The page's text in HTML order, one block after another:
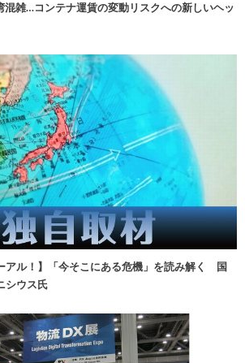
混雑…コンテナ運賃の変動リスクへの新しいヘッ
アル！】「今そこにある危機」を読み解く 国
シウス氏